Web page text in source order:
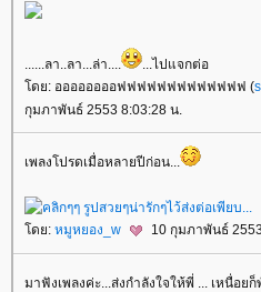
......ลา..ลา...ล่า....
...ไปแจกต่อ
ดย: ออออออออฟฟฟฟฟฟฟฟฟฟฟฟฟ (
กุมภาพันธ์ 2553 8:03:28 น.
เพลงโปรดเมื่อหลายปีก่อน...
ดย: หมูหยอง_w 10 กุมภาพันธ์
มาฟังเพลงค่ะ...ส่งกำลังใจให้พี่ ... เหนื่อย